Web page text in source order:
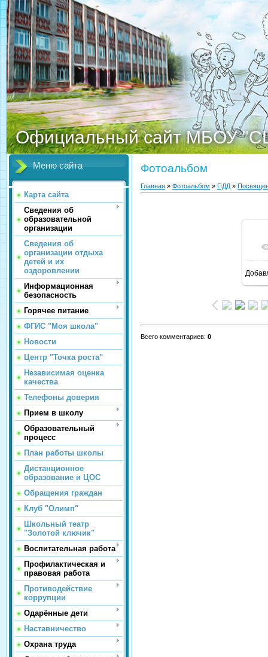
Официальный сайт МБОУ
Меню сайта
Карта сайта
Сведения об
образовательной
организации
Сведения об
организации отдыха
детей и их
оздоровлении
Информационная
безопасность
Горячее питание
ФГИС "Моя школа"
Новости
Центр "Точка роста"
Независимая оценка
качества
Телефоны доверия
Прием в школу
Образовательный
процесс
План работы школы
Дистанционное
образование и ЦОС
Обращения граждан
Клуб "Олимп"
Школьный театр
"Золотой ключик"
Воспитательная работа
Профилактическая и
правовая работа
Противодействие
коррупции
Одарённые дети
Наставничество
Охрана труда
Фотоальбом
Главная » Фотоальбом » ПДД »
Всего комментариев: 0